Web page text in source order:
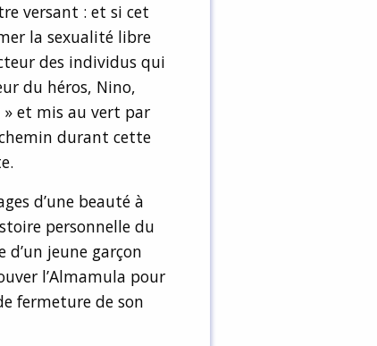
versant : et si cet
la sexualité libre
des individus qui
du héros, Nino,
» et mis au vert par
durant cette
d’une beauté à
personnelle du
jeune garçon
l’Almamula pour
fermeture de son